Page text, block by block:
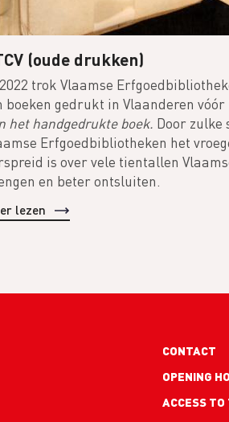
(oude drukken)
trok Vlaamse
boeken gedrukt in Vlaanderen vóór
het handgedrukte boek. Door zulke
Erfgoedbibliotheken het
is over vele tientallen
en beter ontsluiten.
lezen
Footer
links
CONTACT
OPENING
ACCESS TO